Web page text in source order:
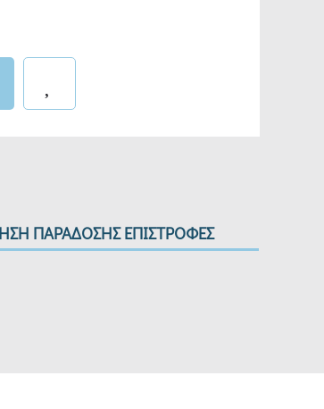
ΠΑΡΑΔΟΣΗΣ ΕΠΙΣΤΡΟΦΕΣ